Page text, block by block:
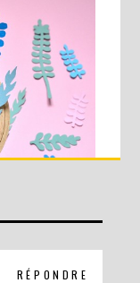
RÉPONDRE